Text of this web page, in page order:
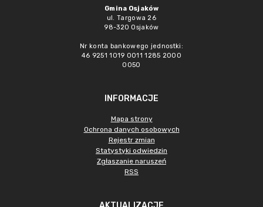
Gmina Osjaków
ul. Targowa 26
98-320 Osjaków
Nr konta bankowego jednostki:
46 9251 1019 0011 1285 2000
0050
INFORMACJE
Mapa strony
Ochrona danych osobowych
Rejestr zmian
Statystyki odwiedzin
Zgłaszanie naruszeń
RSS